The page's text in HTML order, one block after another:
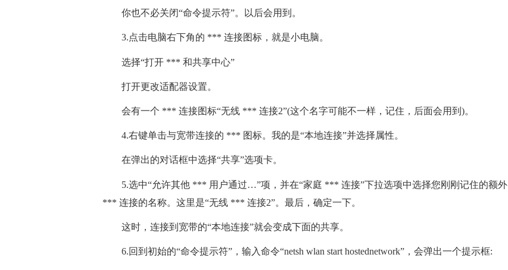
你也不必关闭“命令提示符”。以后会用到。
3.点击电脑右下角的 *** 连接图标，就是小电脑。
选择“打开 *** 和共享中心”
打开更改适配器设置。
会有一个 *** 连接图标“无线 *** 连接2”(这个名字可能不一样，记住，后面会用到)。
4.右键单击与宽带连接的 *** 图标。我的是“本地连接”并选择属性。
在弹出的对话框中选择“共享”选项卡。
5.选中“允许其他 *** 用户通过…”项，并在“家庭 *** 连接”下拉选项中选择您刚刚记住的额外
*** 连接的名称。这里是“无线 *** 连接2”。最后，确定一下。
这时，连接到宽带的“本地连接”就会变成下面的共享。
6.回到初始的“命令提示符”，输入命令“netsh wlan start hostednetwork”，会弹出一个提示框: